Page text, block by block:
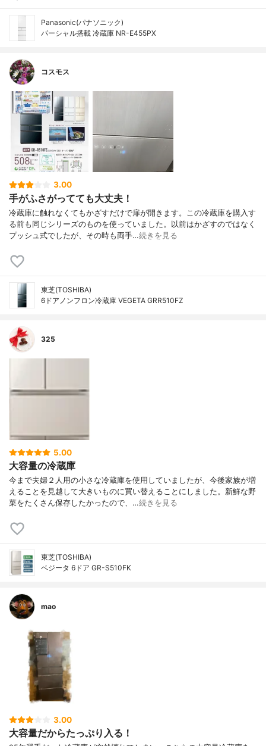
Panasonic(パナソニック)
パーシャル搭載 冷蔵庫 NR-E455PX
コスモス
3.00
手がふさがってても大丈夫！
冷蔵庫に触れなくてもかざすだけで扉が開きます。この冷蔵庫を購入す
る前も同じシリーズのものを使っていました。以前はかざすのではなく
プッシュ式でしたが、その時も両手…続きを見る
東芝(TOSHIBA)
6ドアノンフロン冷蔵庫 VEGETA GRR510FZ
325
5.00
大容量の冷蔵庫
今まで夫婦２人用の小さな冷蔵庫を使用していましたが、今後家族が増
えることを見越して大きいものに買い替えることにしました。新鮮な野
菜をたくさん保存したかったので、…続きを見る
東芝(TOSHIBA)
ベジータ 6ドア GR-S510FK
mao
3.00
大容量だからたっぷり入る！